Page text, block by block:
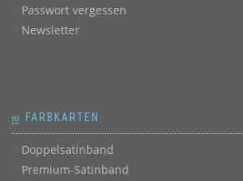
Passwort vergessen
Newsletter
ஐ FARBKARTEN
Doppelsatinband
Premium-Satinband